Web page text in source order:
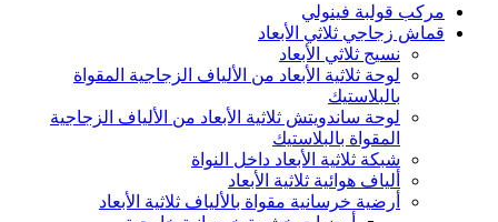
مركب قولبة فينولي
قماش زجاجي ثلاثي الأبعاد
نسيج ثلاثي الأبعاد
لوحة ثلاثية الأبعاد من الألياف الزجاجية المقواة
بالبلاستيك
لوحة ساندويتش ثلاثية الأبعاد من الألياف الزجاجية
المقواة بالبلاستيك
شبكة ثلاثية الأبعاد داخل النواة
ألياف هوائية ثلاثية الأبعاد
أرضية خرسانية مقواة بالألياف ثلاثية الأبعاد